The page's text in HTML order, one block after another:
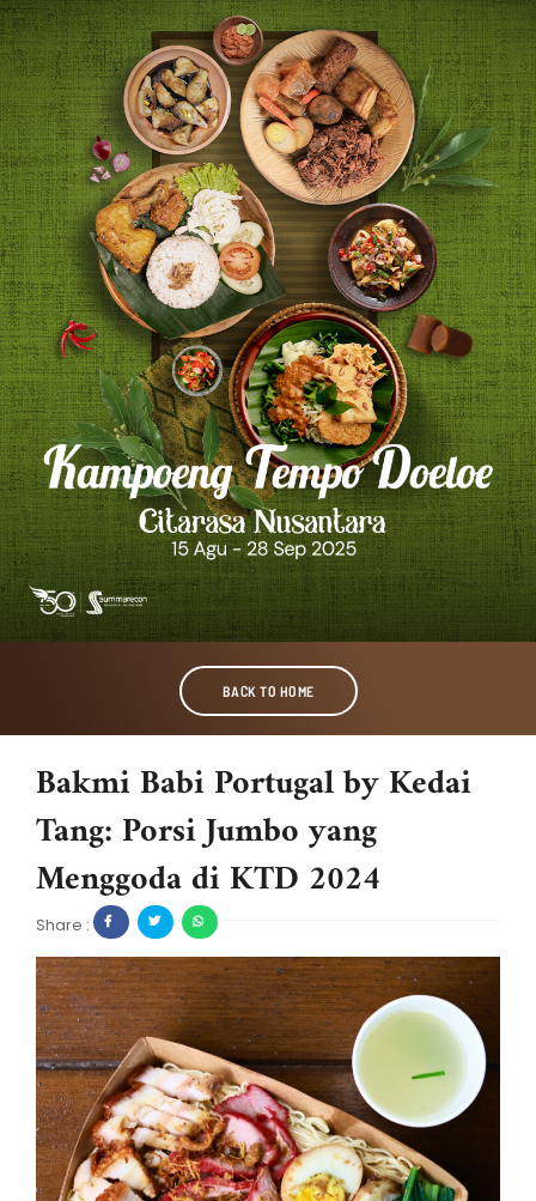
BACK TO HOME
Bakmi Babi Portugal by Kedai
Tang: Porsi Jumbo yang
Menggoda di KTD 2024
Share :